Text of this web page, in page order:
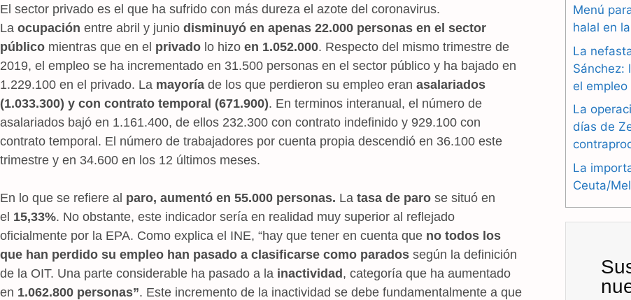
El sector privado es el que ha sufrido con más dureza el azote del coronavirus.
La ocupación entre abril y junio disminuyó en apenas 22.000 personas en el sector
público mientras que en el privado lo hizo en 1.052.000. Respecto del mismo trimestre de
2019, el empleo se ha incrementado en 31.500 personas en el sector público y ha bajado en
1.229.100 en el privado. La mayoría de los que perdieron su empleo eran asalariados
(1.033.300) y con contrato temporal (671.900). En terminos interanual, el número de
asalariados bajó en 1.161.400, de ellos 232.300 con contrato indefinido y 929.100 con
contrato temporal. El número de trabajadores por cuenta propia descendió en 36.100 este
trimestre y en 34.600 en los 12 últimos meses.
En lo que se refiere al paro, aumentó en 55.000 personas. La tasa de paro se situó en
el 15,33%. No obstante, este indicador sería en realidad muy superior al reflejado
oficialmente por la EPA. Como explica el INE, “hay que tener en cuenta que no todos los
que han perdido su empleo han pasado a clasificarse como parados según la definición
de la OIT. Una parte considerable ha pasado a la inactividad , categoría que ha aumentado
en 1.062.800 personas”. Este incremento de la inactividad se debe fundamentalmente a que
b
o
o
k
Menú
halal en
La
Sánchez:
el
La
días de
La
Ceuta/